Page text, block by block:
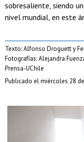
sobresaliente, siendo
nivel mundial, en este
Texto: Alfonso Droguett y
Fotografías: Alejandra
Prensa-UChile
Publicado el miércoles 28